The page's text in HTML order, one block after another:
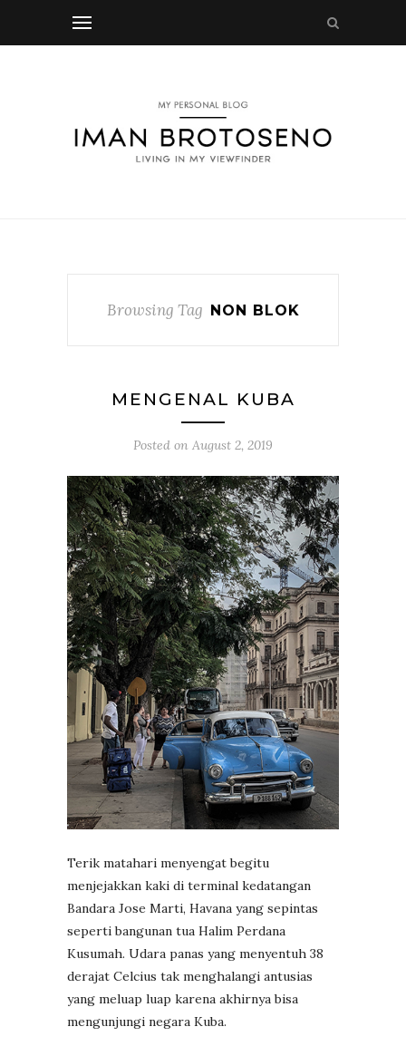
Browsing Tag NON BLOK
MENGENAL KUBA
Posted on August 2, 2019
Terik matahari menyengat begitu
menjejakkan kaki di terminal kedatangan
Bandara Jose Marti, Havana yang sepintas
seperti bangunan tua Halim Perdana
Kusumah. Udara panas yang menyentuh 38
derajat Celcius tak menghalangi antusias
yang meluap luap karena akhirnya bisa
mengunjungi negara Kuba.